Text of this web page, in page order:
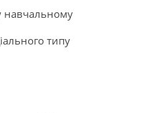
навчальному
типу